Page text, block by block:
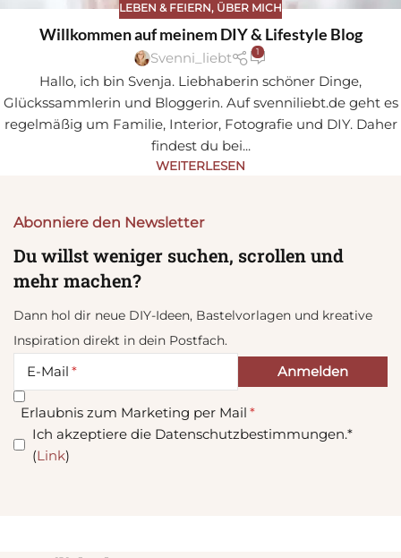
LEBEN & FEIERN, ÜBER MICH
Willkommen auf meinem DIY & Lifestyle Blog
Svenni_liebt 1
Hallo, ich bin Svenja. Liebhaberin schöner Dinge,
Glückssammlerin und Bloggerin. Auf svenniliebt.de geht es
regelmäßig um Familie, Interior, Fotografie und DIY. Daher
findest du bei...
WEITERLESEN
Abonniere den Newsletter
Du willst weniger suchen, scrollen und
mehr machen?
Dann hol dir neue DIY-Ideen, Bastelvorlagen und kreative
Inspiration direkt in dein Postfach.
E-Mail
Erlaubnis zum Marketing per Mail
Ich akzeptiere die Datenschutzbestimmungen.*
(Link)